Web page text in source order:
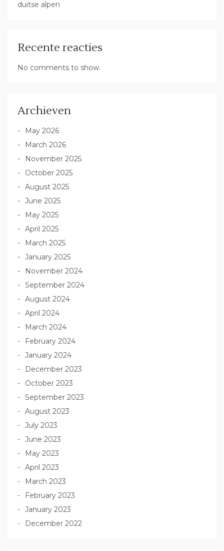
duitse alpen
Recente reacties
No comments to show.
Archieven
May 2026
March 2026
November 2025
October 2025
August 2025
June 2025
May 2025
April 2025
March 2025
January 2025
November 2024
September 2024
August 2024
April 2024
March 2024
February 2024
January 2024
December 2023
October 2023
September 2023
August 2023
July 2023
June 2023
May 2023
April 2023
March 2023
February 2023
January 2023
December 2022